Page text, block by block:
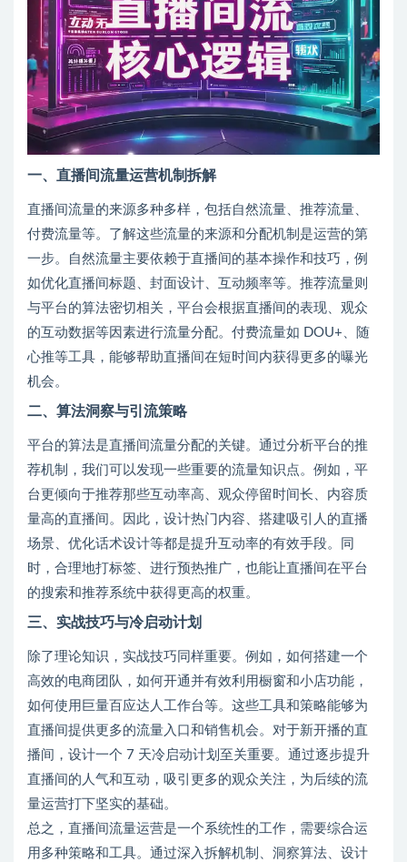
一、直播间流量运营机制拆解
直播间流量的来源多种多样，包括自然流量、推荐流量、
付费流量等。了解这些流量的来源和分配机制是运营的第
一步。自然流量主要依赖于直播间的基本操作和技巧，例
如优化直播间标题、封面设计、互动频率等。推荐流量则
与平台的算法密切相关，平台会根据直播间的表现、观众
的互动数据等因素进行流量分配。付费流量如 DOU+、随
心推等工具，能够帮助直播间在短时间内获得更多的曝光
机会。
二、算法洞察与引流策略
平台的算法是直播间流量分配的关键。通过分析平台的推
荐机制，我们可以发现一些重要的流量知识点。例如，平
台更倾向于推荐那些互动率高、观众停留时间长、内容质
量高的直播间。因此，设计热门内容、搭建吸引人的直播
场景、优化话术设计等都是提升互动率的有效手段。同
时，合理地打标签、进行预热推广，也能让直播间在平台
的搜索和推荐系统中获得更高的权重。
三、实战技巧与冷启动计划
除了理论知识，实战技巧同样重要。例如，如何搭建一个
高效的电商团队，如何开通并有效利用橱窗和小店功能，
如何使用巨量百应达人工作台等。这些工具和策略能够为
直播间提供更多的流量入口和销售机会。对于新开播的直
播间，设计一个 7 天冷启动计划至关重要。通过逐步提升
直播间的人气和互动，吸引更多的观众关注，为后续的流
量运营打下坚实的基础。
总之，直播间流量运营是一个系统性的工作，需要综合运
用多种策略和工具。通过深入拆解机制、洞察算法、设计